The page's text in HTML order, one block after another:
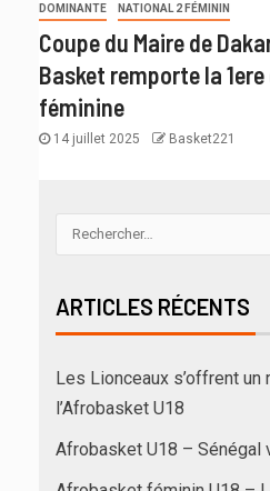
DOMINANTE NATIONAL 2 FÉMININ
Coupe du Maire de
Basket remporte la
féminine
14 juillet 2025 Basket221
ARTICLES RÉCENTS
Les Lionceaux s’offrent
l’Afrobasket U18
Afrobasket U18 – Sénégal